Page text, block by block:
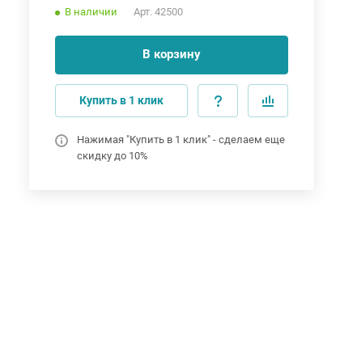
В наличии Арт. 42500
В корзину
Купить в 1 клик
Нажимая "Купить в 1 клик" - сделаем еще
скидку до 10%